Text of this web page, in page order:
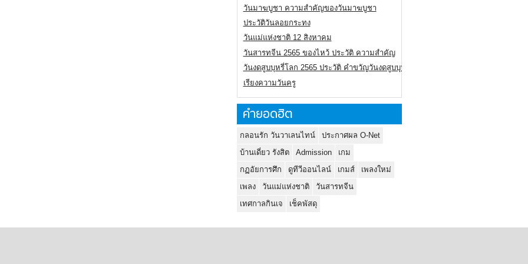
วันมาฆบูชา ความสำคัญของวันมาฆบูชา
ประวัติวันลอยกระทง
วันแม่แห่งชาติ 12 สิงหาคม
วันสารทจีน 2565 ของไหว้ ประวัติ ความสำคัญ
วันงดสูบบุหรี่โลก 2565 ประวัติ คำขวัญวันงดสูบบุหรี่โลก
เรียงความวันครู
คำยอดฮิต
กลอนรัก วันวาเลนไทน์
ประกาศผล O-Net
บ้านเดี่ยว รังสิต
Admission
เกม
กฏอัยการศึก
ดูทีวีออนไลน์ เกมส์
เพลงใหม่
เพลง
วันแม่แห่งชาติ
วันสารทจีน
เทศกาลกินเจ
เช็คพัสดุ